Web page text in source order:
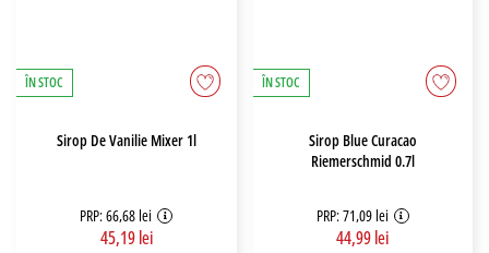
ÎN STOC
Sirop De Vanilie Mixer 1l
PRP: 66,68 lei
45,19 lei
ÎN STOC
Sirop Blue Curacao
Riemerschmid 0.7l
PRP: 71,09 lei
44,99 lei